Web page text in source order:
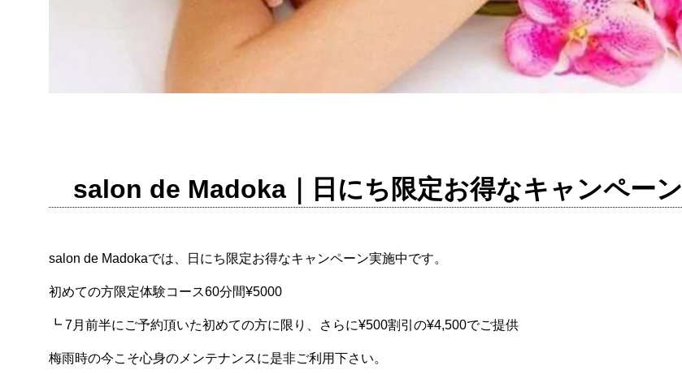
salon de Madoka｜日にち限定お得なキャンペーン
salon de Madokaでは、日にち限定お得なキャンペーン実施中です。
初めての方限定体験コース60分間¥5000
┗ 7月前半にご予約頂いた初めての方に限り、さらに¥500割引の¥4,500でご提供
梅雨時の今こそ心身のメンテナンスに是非ご利用下さい。